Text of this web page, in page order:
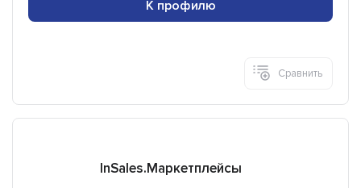
К профилю
Сравнить
InSales.Маркетплейсы